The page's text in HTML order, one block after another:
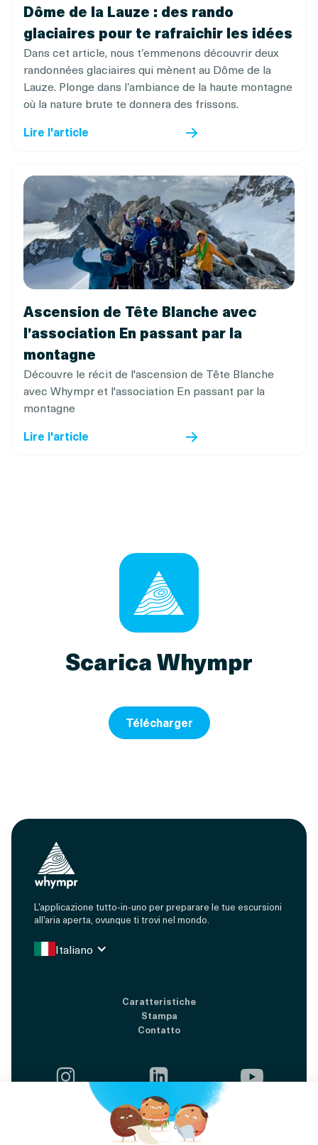
Dôme de la Lauze : des rando
glaciaires pour te rafraichir les idées
Dans cet article, nous t’emmenons découvrir deux
randonnées glaciaires qui mènent au Dôme de la
Lauze. Plonge dans l’ambiance de la haute montagne
où la nature brute te donnera des frissons.
Lire l'article
Ascension de Tête Blanche avec
l’association En passant par la
montagne
Découvre le récit de l'ascension de Tête Blanche
avec Whympr et l'association En passant par la
montagne
Lire l'article
Scarica Whympr
Télécharger
L’applicazione tutto-in-uno per preparare le tue escursioni
all’aria aperta, ovunque ti trovi nel mondo.
Italiano
Caratteristiche
Stampa
Contatto
  
